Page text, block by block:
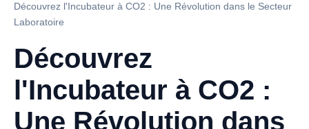
Découvrez l'Incubateur à CO2 : Une Révolution dans le Secteur
Laboratoire
Découvrez
l'Incubateur à CO2 :
Une Révolution dans